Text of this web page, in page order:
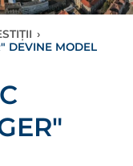
›
DEVINE MODEL